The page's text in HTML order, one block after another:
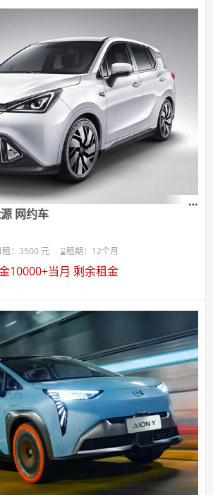
网约车
租：3500 元
租期：12个月
10000+当月 剩余租金